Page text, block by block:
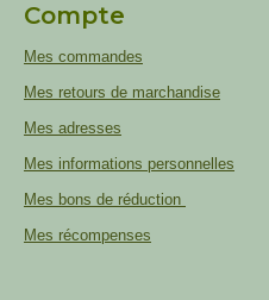
Compte
Mes commandes
Mes retours de marchandise
Mes adresses
Mes informations personnelles
Mes bons de réduction
Mes récompenses